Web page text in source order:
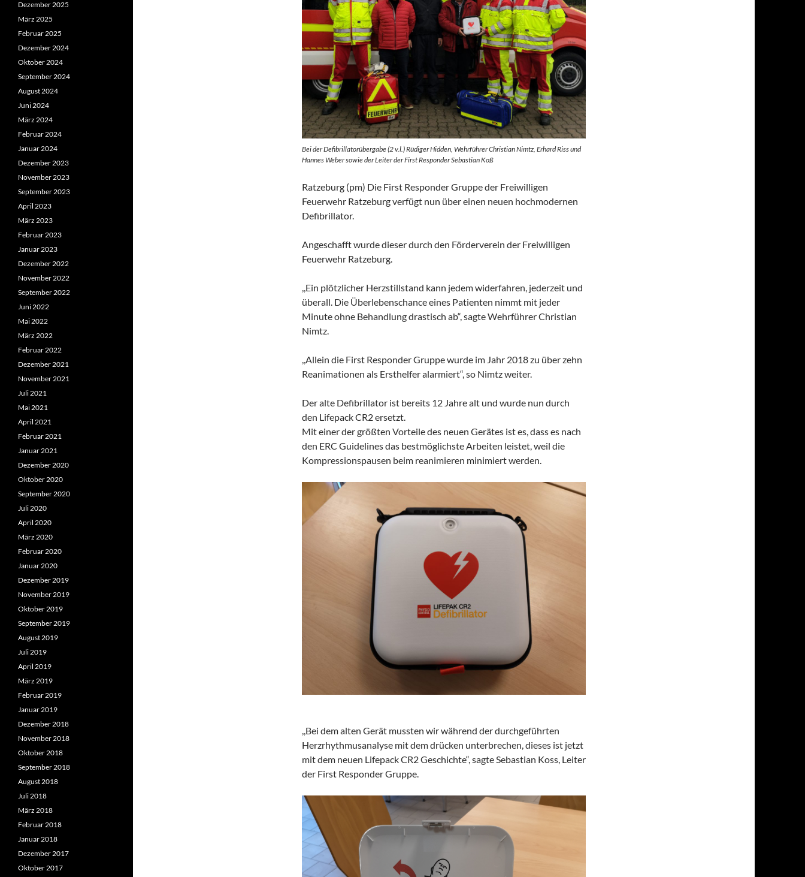
Bei der Defibrillatorübergabe (2 v.l.) Rüdiger Hidden, Wehrführer Christian Nimtz, Erhard Riss und
Hannes Weber sowie der Leiter der First Responder Sebastian Koß
Ratzeburg (pm) Die First Responder Gruppe der Freiwilligen
Feuerwehr Ratzeburg verfügt nun über einen neuen hochmodernen
Defibrillator.
Angeschafft wurde dieser durch den Förderverein der Freiwilligen
Feuerwehr Ratzeburg.
,,Ein plötzlicher Herzstillstand kann jedem widerfahren, jederzeit und
überall. Die Überlebenschance eines Patienten nimmt mit jeder
Minute ohne Behandlung drastisch ab“, sagte Wehrführer Christian
Nimtz.
,,Allein die First Responder Gruppe wurde im Jahr 2018 zu über zehn
Reanimationen als Ersthelfer alarmiert“, so Nimtz weiter.
Der alte Defibrillator ist bereits 12 Jahre alt und wurde nun durch
den Lifepack CR2 ersetzt.
Mit einer der größten Vorteile des neuen Gerätes ist es, dass es nach
den ERC Guidelines das bestmöglichste Arbeiten leistet, weil die
Kompressionspausen beim reanimieren minimiert werden.
,,Bei dem alten Gerät mussten wir während der durchgeführten
Herzrhythmusanalyse mit dem drücken unterbrechen, dieses ist jetzt
mit dem neuen Lifepack CR2 Geschichte“, sagte Sebastian Koss, Leiter
der First Responder Gruppe.
Dezember 2025
März 2025
Februar 2025
Dezember 2024
Oktober 2024
September 2024
August 2024
Juni 2024
März 2024
Februar 2024
Januar 2024
Dezember 2023
November 2023
September 2023
April 2023
März 2023
Februar 2023
Januar 2023
Dezember 2022
November 2022
September 2022
Juni 2022
Mai 2022
März 2022
Februar 2022
Dezember 2021
November 2021
Juli 2021
Mai 2021
April 2021
Februar 2021
Januar 2021
Dezember 2020
Oktober 2020
September 2020
Juli 2020
April 2020
März 2020
Februar 2020
Januar 2020
Dezember 2019
November 2019
Oktober 2019
September 2019
August 2019
Juli 2019
April 2019
März 2019
Februar 2019
Januar 2019
Dezember 2018
November 2018
Oktober 2018
September 2018
August 2018
Juli 2018
März 2018
Februar 2018
Januar 2018
Dezember 2017
Oktober 2017